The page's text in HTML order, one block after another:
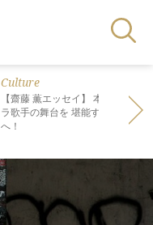
Culture
【齋藤 薫エッセイ】 本場で日本
ラ歌手の舞台を 堪能する、格別の
へ！